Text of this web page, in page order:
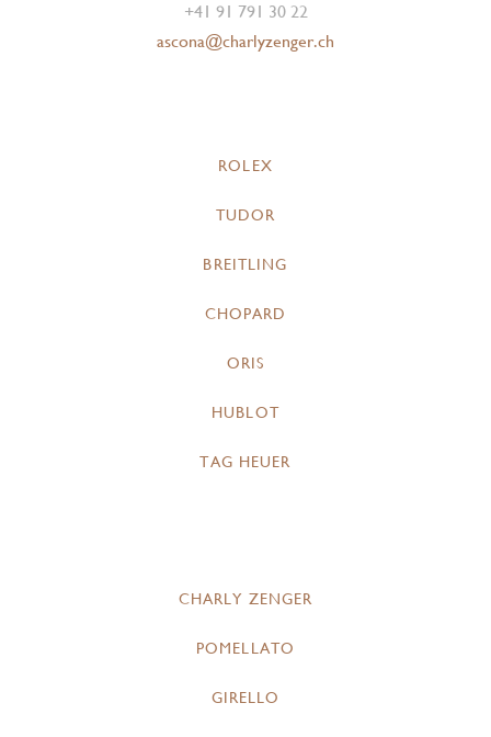
+41 91 791 30 22
ascona@charlyzenger.ch
ROLEX
TUDOR
BREITLING
CHOPARD
ORIS
HUBLOT
TAG HEUER
CHARLY ZENGER
POMELLATO
GIRELLO